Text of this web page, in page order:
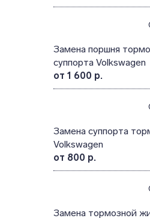
Замена поршня
суппорта Volkswagen
от 1 600 р.
Замена суппорта
Volkswagen
от 800 р.
Замена тормозной